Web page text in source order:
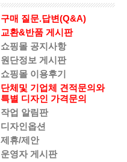
구매 질문.답변(Q&A)
교환&반품 게시판
쇼핑몰 공지사항
원단정보 게시판
쇼핑몰 이용후기
단체및 기업체 견적문의와
특별 디자인 가격문의
작업 알림판
디자인옵션
제휴/제안
운영자 게시판